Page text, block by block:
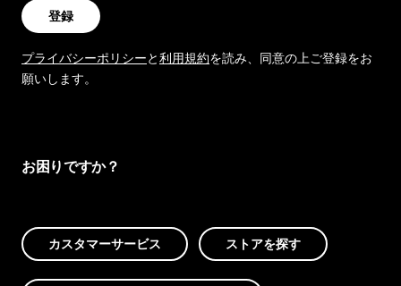
登録
プライバシーポリシーと利用規約を読み、同意の上ご登録をお
願いします。
お困りですか？
カスタマーサービス ストアを探す